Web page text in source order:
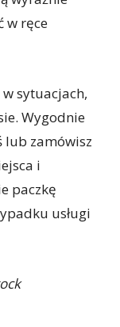
w ręce
w sytuacjach,
Wygodnie
lub zamówisz
i
paczkę
usługi